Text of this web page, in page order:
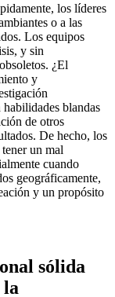
los líderes
o a las
Los equipos
y sin
¿El
y
habilidades blandas
de otros
De hecho, los
un mal
cuando
geográficamente,
y un propósito
sólida